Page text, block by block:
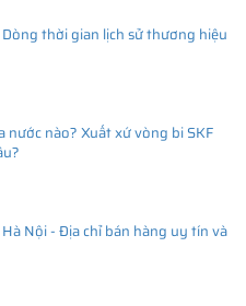
thời gian lịch sử thương hiệu
nước nào? Xuất xứ vòng bi SKF
Nội - Địa chỉ bán hàng uy tín và